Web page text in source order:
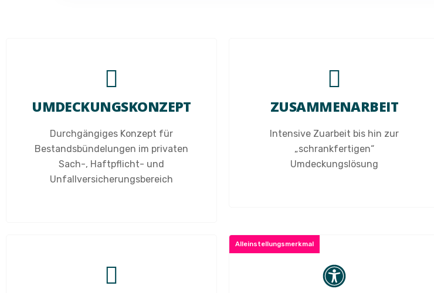
UMDECKUNGSKONZEPT
Durchgängiges Konzept für
Bestandsbündelungen im privaten
Sach-, Haftpflicht- und
Unfallversicherungsbereich
ZUSAMMENARBEIT
Intensive Zuarbeit bis hin zur
„schrankfertigen“
Umdeckungslösung
Alleinstellungsmerkmal